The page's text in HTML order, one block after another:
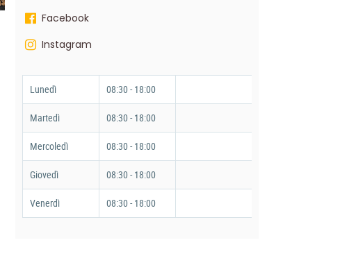
Facebook
Instagram
Lunedì 08:30 - 18:00
Martedì 08:30 - 18:00
Mercoledì 08:30 - 18:00
Giovedì 08:30 - 18:00
Venerdì 08:30 - 18:00